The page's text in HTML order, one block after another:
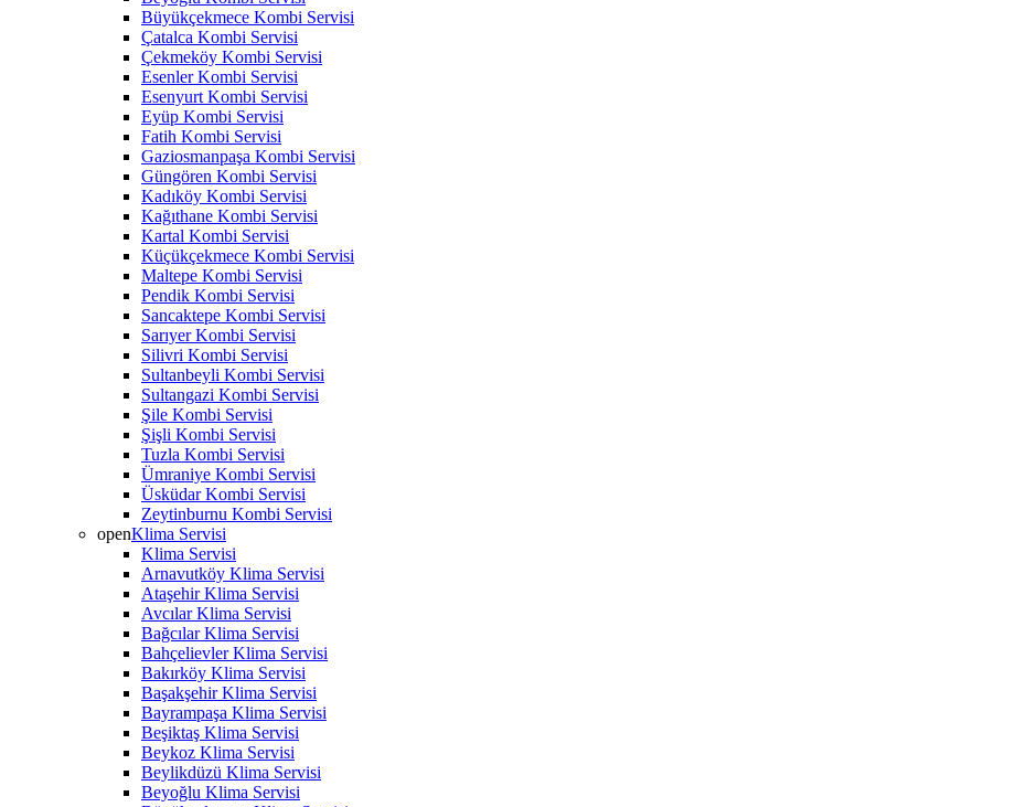
Büyükçekmece Kombi Servisi
Çatalca Kombi Servisi
Çekmeköy Kombi Servisi
Esenler Kombi Servisi
Esenyurt Kombi Servisi
Eyüp Kombi Servisi
Fatih Kombi Servisi
Gaziosmanpaşa Kombi Servisi
Güngören Kombi Servisi
Kadıköy Kombi Servisi
Kağıthane Kombi Servisi
Kartal Kombi Servisi
Küçükçekmece Kombi Servisi
Maltepe Kombi Servisi
Pendik Kombi Servisi
Sancaktepe Kombi Servisi
Sarıyer Kombi Servisi
Silivri Kombi Servisi
Sultanbeyli Kombi Servisi
Sultangazi Kombi Servisi
Şile Kombi Servisi
Şişli Kombi Servisi
Tuzla Kombi Servisi
Ümraniye Kombi Servisi
Üsküdar Kombi Servisi
Zeytinburnu Kombi Servisi
openKlima Servisi
Klima Servisi
Arnavutköy Klima Servisi
Ataşehir Klima Servisi
Avcılar Klima Servisi
Bağcılar Klima Servisi
Bahçelievler Klima Servisi
Bakırköy Klima Servisi
Başakşehir Klima Servisi
Bayrampaşa Klima Servisi
Beşiktaş Klima Servisi
Beykoz Klima Servisi
Beylikdüzü Klima Servisi
Beyoğlu Klima Servisi